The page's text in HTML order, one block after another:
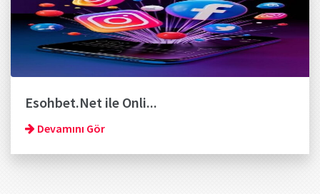
Esohbet.Net ile Onli...
Devamını Gör